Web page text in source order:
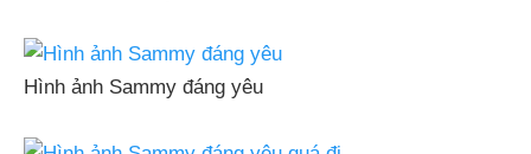
Hình ảnh Sammy đáng yêu